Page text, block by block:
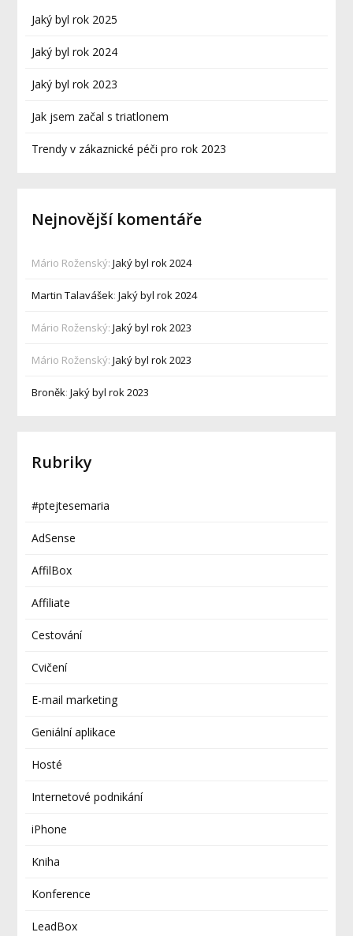
Jaký byl rok 2025
Jaký byl rok 2024
Jaký byl rok 2023
Jak jsem začal s triatlonem
Trendy v zákaznické péči pro rok 2023
Nejnovější komentáře
Mário Roženský:Jaký byl rok 2024
Martin Talavášek:Jaký byl rok 2024
Mário Roženský:Jaký byl rok 2023
Mário Roženský:Jaký byl rok 2023
Broněk:Jaký byl rok 2023
Rubriky
#ptejtesemaria
AdSense
AffilBox
Affiliate
Cestování
Cvičení
E-mail marketing
Geniální aplikace
Hosté
Internetové podnikání
iPhone
Kniha
Konference
LeadBox